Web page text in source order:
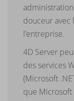
douceur avec
l'entreprise.
4D Server
des services
(Microsoft
que Microsoft